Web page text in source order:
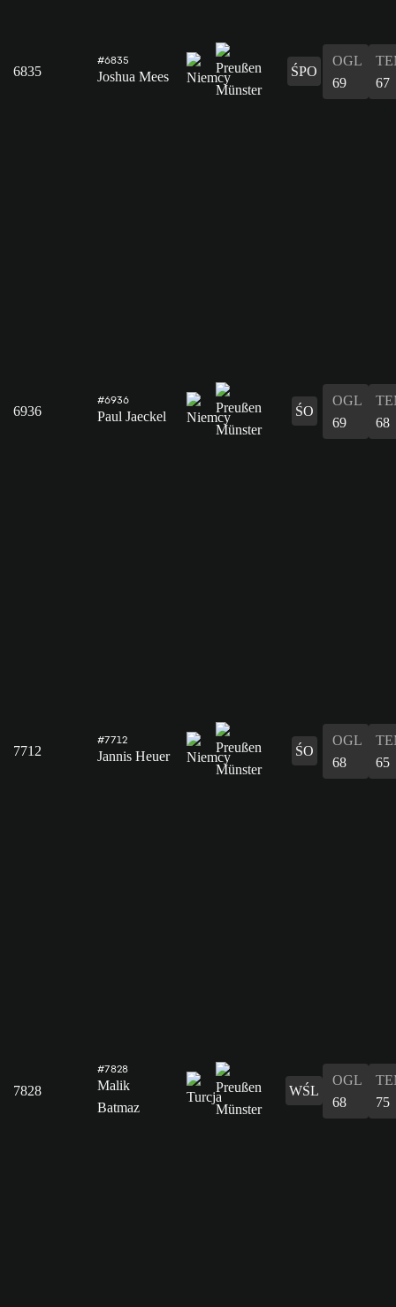
6835
#6835
Joshua Mees ŚPO
OGL
69
67
6936
#6936
Paul Jaeckel ŚO
OGL
69
68
7712
#7712
Jannis Heuer ŚO
OGL
68
65
7828
#7828
Malik
Batmaz
WŚL
OGL
68
75